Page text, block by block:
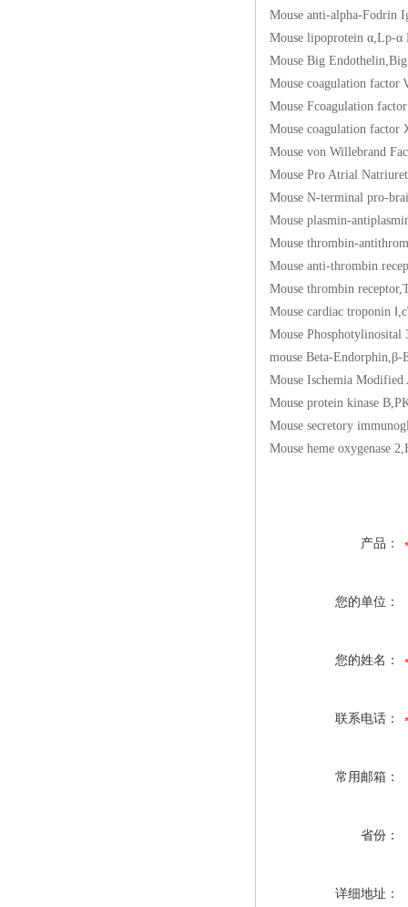
Mouse anti-alpha-
Mouse lipoprotein α,Lp-
Mouse Big
Mouse coagulation
Mouse Fcoagulation
Mouse coagulation
Mouse von Willebrand
Mouse Pro Atrial
Mouse N-terminal pro-
Mouse plasmin-
Mouse thrombin-
Mouse anti-thrombin
Mouse thrombin
Mouse cardiac troponin
Mouse
mouse Beta-
Mouse Ischemia
Mouse protein kinase
Mouse secretory
Mouse heme
产品：
您的单位：
您的姓名：
联系电话：
常用邮箱：
省份：
详细地址：